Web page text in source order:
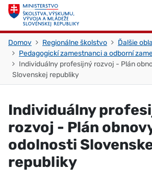
Skočiť na obsah
Domov Regionálne školstvo
Ďalšie
Pedagogickí zamestnanci a odborní
Individuálny profesijný rozvoj - Plán
Slovenskej republiky
Individuálny
rozvoj - Plán
odolnosti
republiky
Skočiť na začiatok stránky